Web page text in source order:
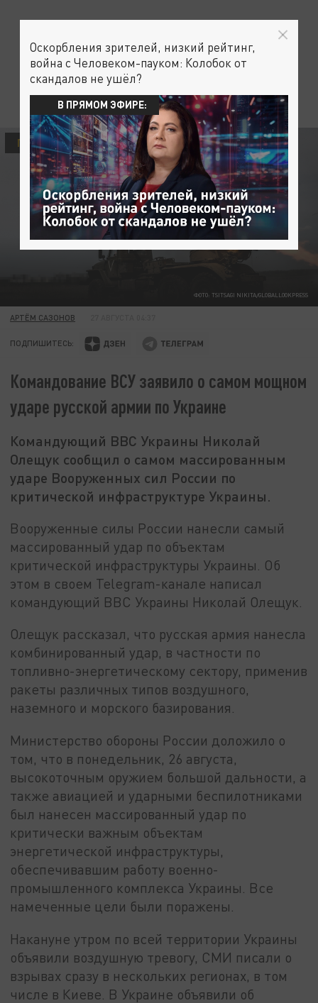
ФОТО: TSITSAGI NIKITA/GLOBALLOOKPRESS
ПОЛИТИКА ОБЩЕСТВО ПРОИСШЕСТВИЯ
АРТЁМ САЗОНОВ
ПОДПИШИТЕСЬ:
Командование ВСУ заявило о самом мощном
ударе русской армии по Украине
Командующий ВВС Украины Николай
Олещук сообщил о самом массированным
ударе Вооруженных сил России по
критической инфраструктуре Украины.
Вооруженные силы России нанесли самый
массированный удар по объектам
критической инфраструктуры Украины. Об
этом в своем Telegram-канале написал
командующий ВВС Украины Николай Олещук.
Олещук рассказал, что русская армия нанесла
комбинированный удар, в частности по
топливно-энергетическому сектору, применив
ракеты различных типов воздушного,
наземного и морского базирования.
Министерство обороны России доложило о
том, что в понедельник, 26 августа,
высокоточным оружием большой дальности, а
также авиацией и ударными беспилотниками
был нанесен массированный удар по
критически важным объектам
энергетической инфраструктуры,
обеспечивавшим работу военно-
промышленного комплекса Украины. Все
намеченные цели были поражены.
Накануне утром по всей территории Украины
объявили воздушную тревогу, СМИ писали о
взрывах сразу в нескольких регионах, в том
числе в Киеве. В Украине объявили об
Оскорбления зрителей, низкий рейтинг,
война с Человеком-пауком: Колобок от
скандалов не ушёл?
В ПРЯМОМ ЭФИРЕ: